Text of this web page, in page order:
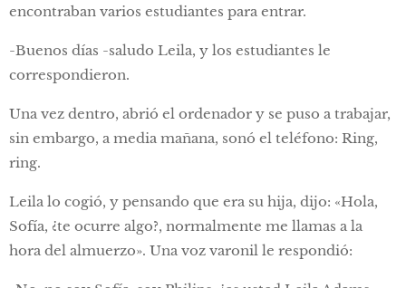
encontraban varios estudiantes para entrar.
-Buenos días -saludo Leila, y los estudiantes le
correspondieron.
Una vez dentro, abrió el ordenador y se puso a trabajar,
sin embargo, a media mañana, sonó el teléfono: Ring,
ring.
Leila lo cogió, y pensando que era su hija, dijo: «Hola,
Sofía, ¿te ocurre algo?, normalmente me llamas a la
hora del almuerzo». Una voz varonil le respondió: